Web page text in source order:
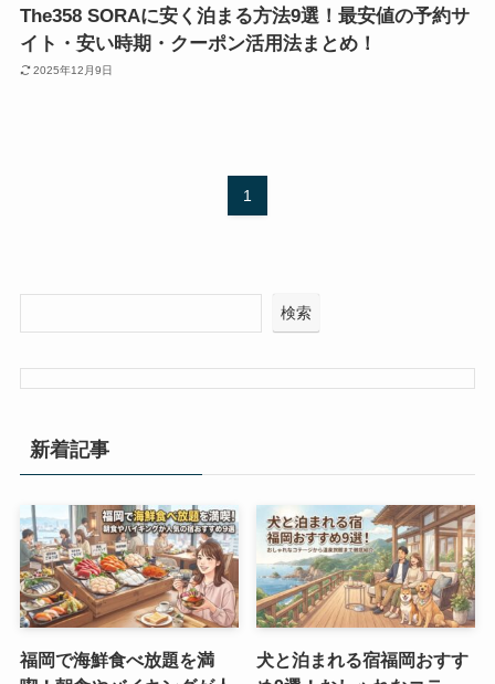
The358 SORAに安く泊まる方法9選！最安値の予約サ
イト・安い時期・クーポン活用法まとめ！
2025年12月9日
1
検索
新着記事
福岡で海鮮食べ放題を満
犬と泊まれる宿福岡おすす